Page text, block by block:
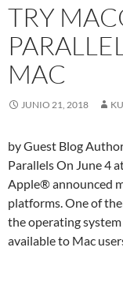
TRY
MAC
JUNIO 21, 2018
by Guest Blog
Parallels On June 4
Apple® announced
platforms. One of
the operating
available to Mac